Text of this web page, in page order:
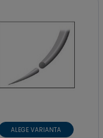
ALEGE VARIANTA